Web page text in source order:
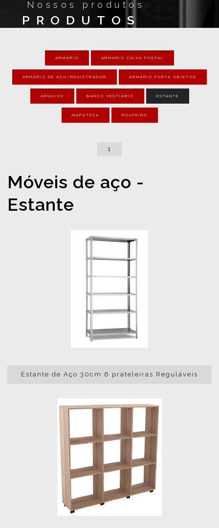
Nossos produtos
PRODUTOS
ARMÁRIO ARMARIO CAIXA POSTAL
ARMÁRIO DE AÇO/REGISTRADOR ARMÁRIO PORTA OBJETOS
ARQUIVO BANCO VESTIÁRIO ESTANTE
MAPOTECA ROUPEIRO
1
Móveis de aço -
Estante
Estante de Aço 30cm 6 prateleiras Reguláveis